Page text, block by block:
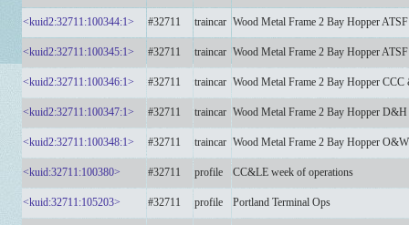
<kuid2:32711:100344:1> #32711 traincar Wood Metal Frame 2 Bay Hopper
<kuid2:32711:100345:1> #32711 traincar Wood Metal Frame 2 Bay Hopper
<kuid2:32711:100346:1> #32711 traincar Wood Metal Frame 2 Bay Hopper
<kuid2:32711:100347:1> #32711 traincar Wood Metal Frame 2 Bay Hopper
<kuid2:32711:100348:1> #32711 traincar Wood Metal Frame 2 Bay Hopper
<kuid:32711:100380> #32711 profile CC&LE week of operations
<kuid:32711:105203> #32711 profile Portland Terminal Ops